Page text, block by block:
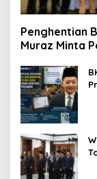
Penghentian
Muraz Minta